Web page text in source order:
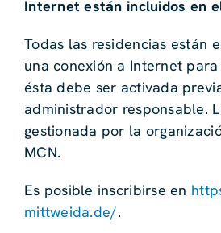
Internet están incluidos en
Todas las residencias están
una conexión a Internet
ésta debe ser activada
administrador responsable.
gestionada por la
MCN.
Es posible inscribirse en
mittweida.de/.